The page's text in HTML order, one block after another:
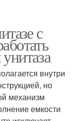
с
внутри
но
механизм
емкости